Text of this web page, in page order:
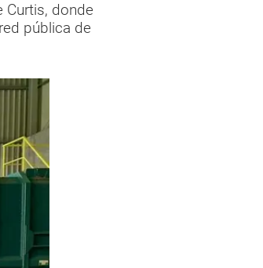
Curtis, donde
pública de